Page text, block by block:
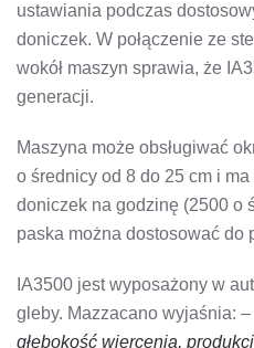
ustawiania podczas
doniczek. W połączenie ze
wokół maszyn sprawia, że
generacji.
Maszyna może obsługiwać
o średnicy od 8 do 25 cm i
doniczek na godzinę (2500 o
paska można dostosować do
IA3500 jest wyposażony w
gleby. Mazzacano wyjaśnia: –
głębokość wiercenia,